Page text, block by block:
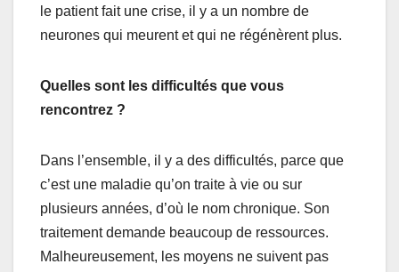
le patient fait une crise, il y a un nombre de
neurones qui meurent et qui ne régénèrent plus.
Quelles sont les difficultés que vous
rencontrez ?
Dans l’ensemble, il y a des difficultés, parce que
c’est une maladie qu’on traite à vie ou sur
plusieurs années, d’où le nom chronique. Son
traitement demande beaucoup de ressources.
Malheureusement, les moyens ne suivent pas